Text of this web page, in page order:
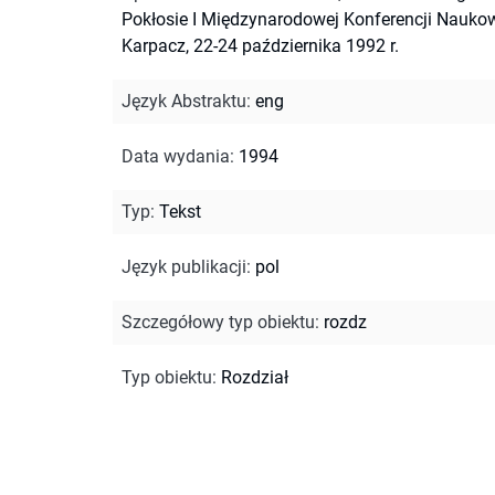
Pokłosie I Międzynarodowej Konferencji
Karpacz, 22-24 października 1992 r.
Język Abstraktu: eng
Data wydania: 1994
Typ: Tekst
Język publikacji: pol
Szczegółowy typ obiektu: rozdz
Typ obiektu: Rozdział